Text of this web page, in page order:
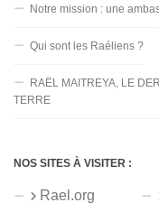
Notre mission : une
Qui sont les Raéliens ?
RAËL MAITREYA, LE
TERRE
NOS SITES À VISITER :
Rael.org